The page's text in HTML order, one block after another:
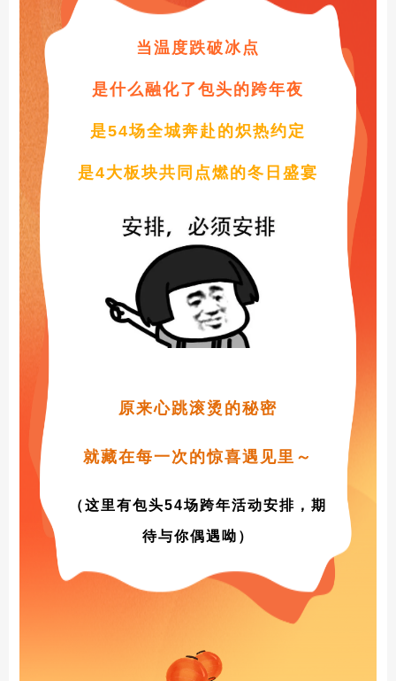
当温度跌破冰点
是什么融化了包头的跨年夜
是54场全城奔赴的炽热约定
是4大板块共同点燃的冬日盛宴
原来心跳滚烫的秘密
就藏在每一次的惊喜遇见里～
（这里有包头54场跨年活动安排，期
待与你偶遇呦）